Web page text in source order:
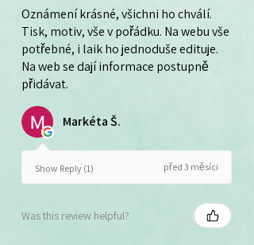
Oznámení krásné, všichni ho chválí.
Tisk, motiv, vše v pořádku. Na webu vše
potřebné, i laik ho jednoduše edituje.
Na web se dají informace postupně
přidávat.
Markéta Š.
Show Reply (1) před 3 měsíci
Was this review helpful?